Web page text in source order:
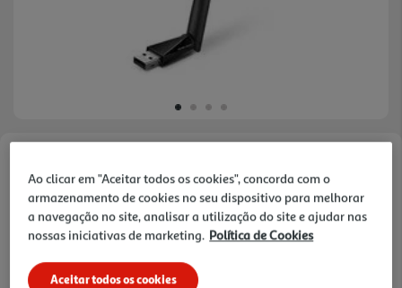
Leu
uma
avaliação.
Link
para
a
mesma
página.
Ref. / EAN:6957939003586
MERCUSYS MU6H ADAPTADOR AC650 HIGH GAIN
WIRRELESS DUAL BAND USB
Ao clicar em "Aceitar todos os cookies", concorda com o
armazenamento de cookies no seu dispositivo para melhorar
a navegação no site, analisar a utilização do site e ajudar nas
nossas iniciativas de marketing. Política de Cookies
Aceitar todos os cookies